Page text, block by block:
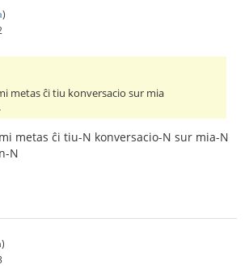
)
metas ĉi tiu konversacio sur mia
metas ĉi tiu-N konversacio-N sur mia-N
N